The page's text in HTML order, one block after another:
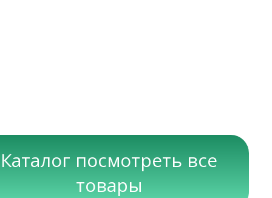
Каталог посмотреть все
товары